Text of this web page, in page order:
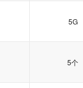
5G
5个